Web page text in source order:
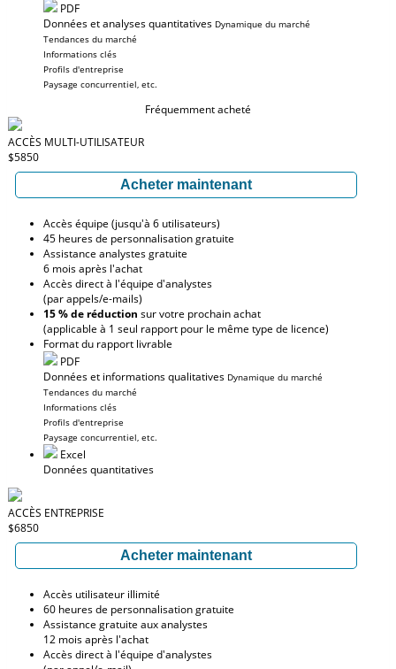
PDF
Données et analyses quantitatives Dynamique du marché
Tendances du marché
Informations clés
Profils d'entreprise
Paysage concurrentiel, etc.
Fréquemment acheté
ACCÈS MULTI-UTILISATEUR
$5850
Acheter maintenant
Accès équipe (jusqu'à 6 utilisateurs)
45 heures de personnalisation gratuite
Assistance analystes gratuite
6 mois après l'achat
Accès direct à l'équipe d'analystes
(par appels/e-mails)
15 % de réduction sur votre prochain achat
(applicable à 1 seul rapport pour le même type de licence)
Format du rapport livrable
PDF
Données et informations qualitatives Dynamique du marché
Tendances du marché
Informations clés
Profils d'entreprise
Paysage concurrentiel, etc.
Excel
Données quantitatives
ACCÈS ENTREPRISE
$6850
Acheter maintenant
Accès utilisateur illimité
60 heures de personnalisation gratuite
Assistance gratuite aux analystes
12 mois après l'achat
Accès direct à l'équipe d'analystes